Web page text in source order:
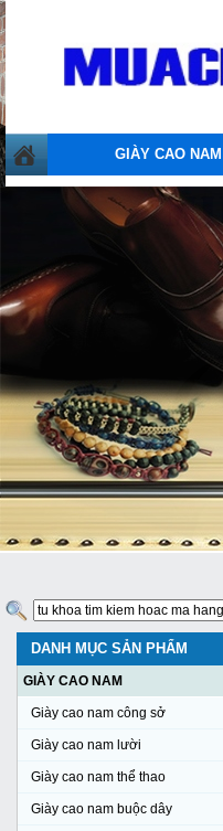
GIÀY CAO NAM
DANH MỤC SẢN PHẨM
GIÀY CAO NAM
Giày cao nam công sở
Giày cao nam lười
Giày cao nam thể thao
Giày cao nam buộc dây